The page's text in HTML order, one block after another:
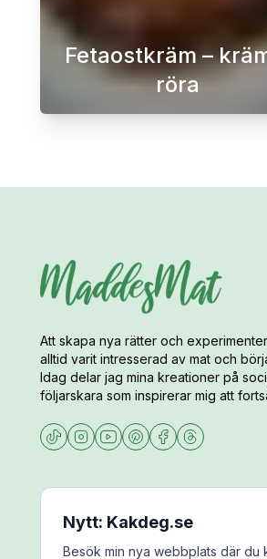
Fetaostkräm –
röra
En krämig
Att skapa nya rätter och
alltid varit intresserad av mat och
Idag delar jag mina kreationer på
följarskara som inspirerar mig att
Nytt: Kakdeg.se
Besök min nya webbplats där